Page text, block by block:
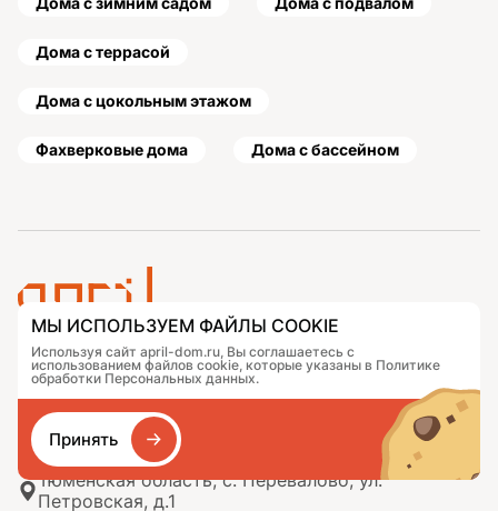
Дома с террасой
Дома с цокольным этажом
Фахверковые дома Дома с бассейном
Проекты
Подобрать дом
Портфолио
О компании
Сравнение
Контакты
Журнал
Как заказать
Тюменская область, с. Перевалово, ул.
Петровская, д.1
МЫ ИСПОЛЬЗУЕМ ФАЙЛЫ COOKIE
Используя сайт april-dom.ru, Вы соглашаетесь с
использованием файлов cookie, которые указаны в Политике
обработки Персональных данных.
Принять